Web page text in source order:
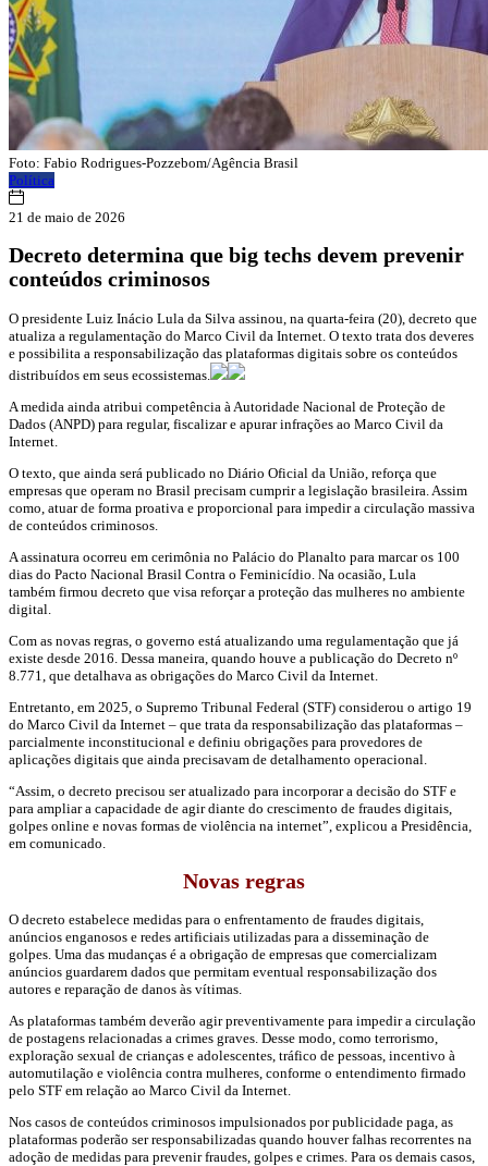
Foto: Fabio Rodrigues-Pozzebom/Agência Brasil
Política
21 de maio de 2026
Decreto determina que big techs devem prevenir
conteúdos criminosos
O presidente Luiz Inácio Lula da Silva assinou, na quarta-feira (20), decreto que
atualiza a regulamentação do Marco Civil da Internet. O texto trata dos deveres
e possibilita a responsabilização das plataformas digitais sobre os conteúdos
distribuídos em seus ecossistemas.
A medida ainda atribui competência à Autoridade Nacional de Proteção de
Dados (ANPD) para regular, fiscalizar e apurar infrações ao Marco Civil da
Internet.
O texto, que ainda será publicado no Diário Oficial da União, reforça que
empresas que operam no Brasil precisam cumprir a legislação brasileira. Assim
como, atuar de forma proativa e proporcional para impedir a circulação massiva
de conteúdos criminosos.
A assinatura ocorreu em cerimônia no Palácio do Planalto para marcar os 100
dias do Pacto Nacional Brasil Contra o Feminicídio. Na ocasião, Lula
também firmou decreto que visa reforçar a proteção das mulheres no ambiente
digital.
Com as novas regras, o governo está atualizando uma regulamentação que já
existe desde 2016. Dessa maneira, quando houve a publicação do Decreto nº
8.771, que detalhava as obrigações do Marco Civil da Internet.
Entretanto, em 2025, o Supremo Tribunal Federal (STF) considerou o artigo 19
do Marco Civil da Internet – que trata da responsabilização das plataformas –
parcialmente inconstitucional e definiu obrigações para provedores de
aplicações digitais que ainda precisavam de detalhamento operacional.
“Assim, o decreto precisou ser atualizado para incorporar a decisão do STF e
para ampliar a capacidade de agir diante do crescimento de fraudes digitais,
golpes online e novas formas de violência na internet”, explicou a Presidência,
em comunicado.
Novas regras
O decreto estabelece medidas para o enfrentamento de fraudes digitais,
anúncios enganosos e redes artificiais utilizadas para a disseminação de
golpes. Uma das mudanças é a obrigação de empresas que comercializam
anúncios guardarem dados que permitam eventual responsabilização dos
autores e reparação de danos às vítimas.
As plataformas também deverão agir preventivamente para impedir a circulação
de postagens relacionadas a crimes graves. Desse modo, como terrorismo,
exploração sexual de crianças e adolescentes, tráfico de pessoas, incentivo à
automutilação e violência contra mulheres, conforme o entendimento firmado
pelo STF em relação ao Marco Civil da Internet.
Nos casos de conteúdos criminosos impulsionados por publicidade paga, as
plataformas poderão ser responsabilizadas quando houver falhas recorrentes na
adoção de medidas para prevenir fraudes, golpes e crimes. Para os demais casos,